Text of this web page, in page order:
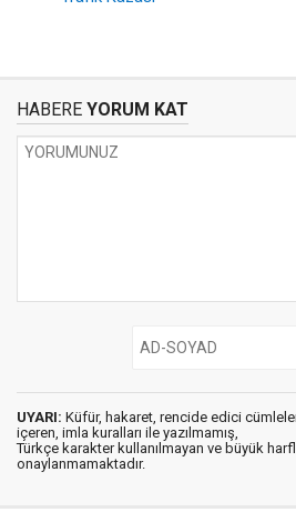
HABERE YORUM KAT
UYARI: Küfür, hakaret, rencide edici
içeren, imla kuralları ile yazılmamış,
Türkçe karakter kullanılmayan ve büyük
onaylanmamaktadır.